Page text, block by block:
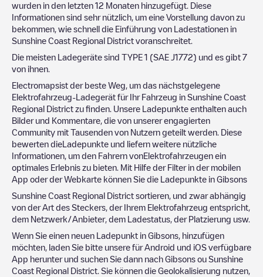
wurden in den letzten 12 Monaten hinzugefügt. Diese
Informationen sind sehr nützlich, um eine Vorstellung davon zu
bekommen, wie schnell die Einführung von Ladestationen in
Sunshine Coast Regional District voranschreitet.
Die meisten Ladegeräte sind TYPE 1 (SAE J1772) und es gibt 7
von ihnen.
Electromapsist der beste Weg, um das nächstgelegene
Elektrofahrzeug-Ladegerät für Ihr Fahrzeug in Sunshine Coast
Regional District zu finden. Unsere Ladepunkte enthalten auch
Bilder und Kommentare, die von unserer engagierten
Community mit Tausenden von Nutzern geteilt werden. Diese
bewerten dieLadepunkte und liefern weitere nützliche
Informationen, um den Fahrern vonElektrofahrzeugen ein
optimales Erlebnis zu bieten. Mit Hilfe der Filter in der mobilen
App oder der Webkarte können Sie die Ladepunkte in Gibsons
Sunshine Coast Regional District sortieren, und zwar abhängig
von der Art des Steckers, der Ihrem Elektrofahrzeug entspricht,
dem Netzwerk/Anbieter, dem Ladestatus, der Platzierung usw.
Wenn Sie einen neuen Ladepunkt in Gibsons , hinzufügen
möchten, laden Sie bitte unsere für Android und iOS verfügbare
App herunter und suchen Sie dann nach Gibsons ou Sunshine
Coast Regional District . Sie können die Geolokalisierung nutzen,